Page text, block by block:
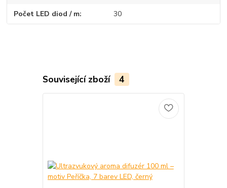
Počet LED diod / m 30
Související zboží 4